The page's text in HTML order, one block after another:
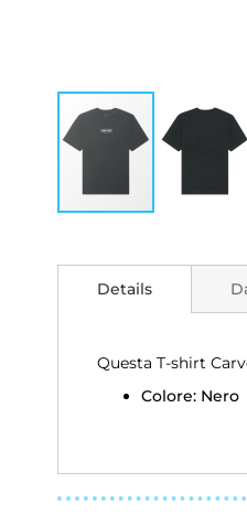
della
galleriaDetails
Questa T-shirt
Colore: Nero